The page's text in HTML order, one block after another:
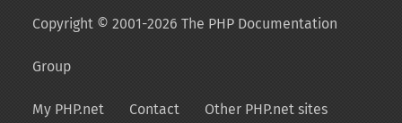
Copyright © 2001-2026 The PHP Documentation
Group
My PHP.net Contact Other PHP.net sites